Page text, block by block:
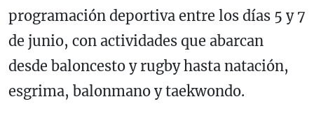
programación deportiva entre los días 5 y 7
de junio, con actividades que abarcan
desde baloncesto y rugby hasta natación,
esgrima, balonmano y taekwondo.